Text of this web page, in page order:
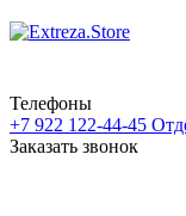
Телефоны
+7 922 122-44-45
Заказать звонок